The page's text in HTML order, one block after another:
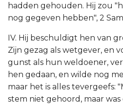
hadden gehouden. Hij zou
nog gegeven hebben", 2
IV. Hij beschuldigt hen van
Zijn gezag als wetgever, en
gunst als hun weldoener,
hen gedaan, en wilde nog
maar het is alles tevergeefs:
stem niet gehoord, maar